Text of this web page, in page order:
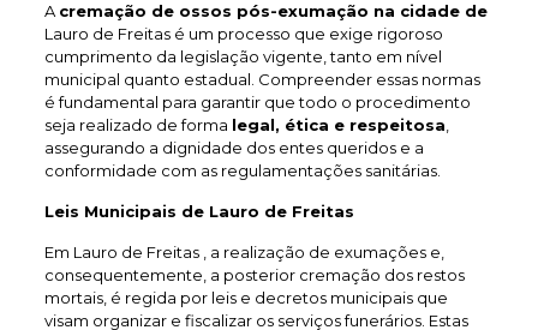
A cremação de ossos pós-exumação na cidade de
Lauro de Freitas é um processo que exige rigoroso
cumprimento da legislação vigente, tanto em nível
municipal quanto estadual. Compreender essas normas
é fundamental para garantir que todo o procedimento
seja realizado de forma legal, ética e respeitosa
assegurando a dignidade dos entes queridos e a
conformidade com as regulamentações sanitárias.
Leis Municipais de Lauro de Freitas
Em Lauro de Freitas , a realização de exumações e,
consequentemente, a posterior cremação dos restos
mortais, é regida por leis e decretos municipais que
visam organizar e fiscalizar os serviços funerários. Estas